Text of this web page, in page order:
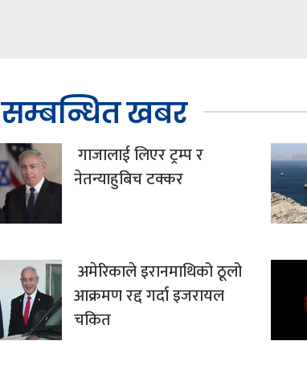
सम्बन्धित खबर
गाजालाई लिएर ट्रम्प र
नेतन्याहुबिच टक्कर
अमेरिकाले इरानमाथिको ठूलो
आक्रमण रद्द गर्दा इजरायल
चकित